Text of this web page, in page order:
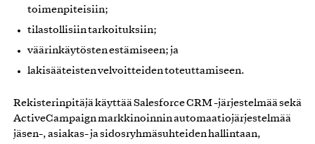
toimenpiteisiin;
tilastollisiin tarkoituksiin;
väärinkäytösten estämiseen; ja
lakisääteisten velvoitteiden toteuttamiseen.
Rekisterinpitäjä käyttää Salesforce CRM -järjestelmää sekä
ActiveCampaign markkinoinnin automaatiojärjestelmää
jäsen-, asiakas- ja sidosryhmäsuhteiden hallintaan,